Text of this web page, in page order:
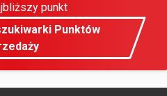
punkt
Punktów